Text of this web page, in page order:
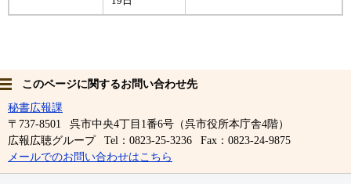
このページに関するお問い合わせ先
秘書広報課
〒737-8501
呉市中央4丁目1番6号（呉市役所本庁舎4階）
広報広聴グループ
Tel：0823-25-3236
Fax：0823-24-9875
メールでのお問い合わせはこちら